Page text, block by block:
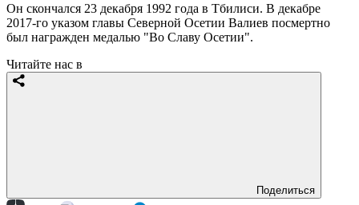
Он скончался 23 декабря 1992 года в Тбилиси. В декабре
2017-го указом главы Северной Осетии Валиев посмертно
был награжден медалью "Во Славу Осетии".
Читайте нас в
Поделиться